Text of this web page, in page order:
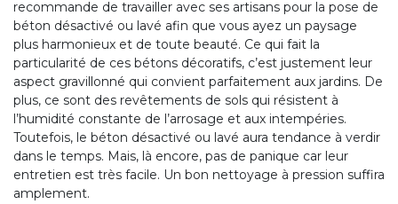
recommande de travailler avec ses artisans pour la pose de
béton désactivé ou lavé afin que vous ayez un paysage
plus harmonieux et de toute beauté. Ce qui fait la
particularité de ces bétons décoratifs, c’est justement leur
aspect gravillonné qui convient parfaitement aux jardins. De
plus, ce sont des revêtements de sols qui résistent à
l’humidité constante de l’arrosage et aux intempéries.
Toutefois, le béton désactivé ou lavé aura tendance à verdir
dans le temps. Mais, là encore, pas de panique car leur
entretien est très facile. Un bon nettoyage à pression suffira
amplement.